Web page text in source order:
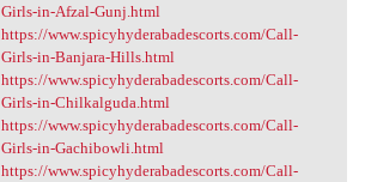
Girls-in-Afzal-Gunj.html
https://www.spicyhyderabadescorts.com/Call-
Girls-in-Banjara-Hills.html
https://www.spicyhyderabadescorts.com/Call-
Girls-in-Chilkalguda.html
https://www.spicyhyderabadescorts.com/Call-
Girls-in-Gachibowli.html
https://www.spicyhyderabadescorts.com/Call-